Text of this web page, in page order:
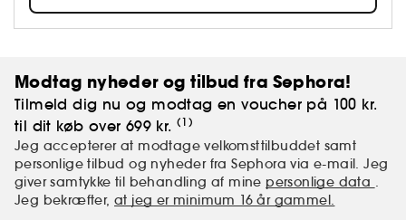
men kraftfulde aktiver for at skabe en hudpleje, der
redder vores huds evigt skiftende behov. Desuden
Modtag nyheder og tilbud fra Sephora!
Tilmeld dig nu og modtag en voucher på 100 kr.
til dit køb over 699 kr. (1)
Jeg accepterer at modtage velkomsttilbuddet samt
personlige tilbud og nyheder fra Sephora via e-mail. Jeg
giver samtykke til behandling af mine personlige data .
Jeg bekræfter,at jeg er minimum 16 år gammel.